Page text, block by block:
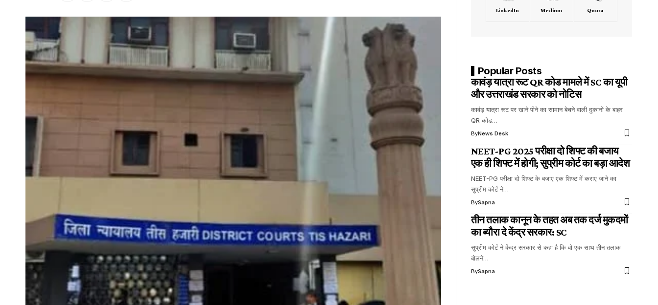
LinkedIn Medium Quora
Popular Posts
कावंड़ यात्रा रूट QR कोड मामले में SC का यूपी
और उत्तराखंड सरकार को नोटिस
कावंड़ यात्रा रूट पर खाने पीने का सामान बेचने वाली दुकानों के बाहर
QR कोड…
ByNews Desk
NEET-PG 2025 परीक्षा दो शिफ्ट की बजाय
एक ही शिफ्ट में होगी; सुप्रीम कोर्ट का बड़ा आदेश
NEET-PG परीक्षा दो शिफ्ट के बजाए एक शिफ्ट में कराए जाने का
सुप्रीम कोर्ट ने…
BySapna
तीन तलाक कानून के तहत अब तक दर्ज मुकदमों
का ब्यौरा दे केंद्र सरकार: SC
सुप्रीम कोर्ट ने केंद्र सरकार से कहा है कि वो एक साथ तीन तलाक
बोलने…
BySapna